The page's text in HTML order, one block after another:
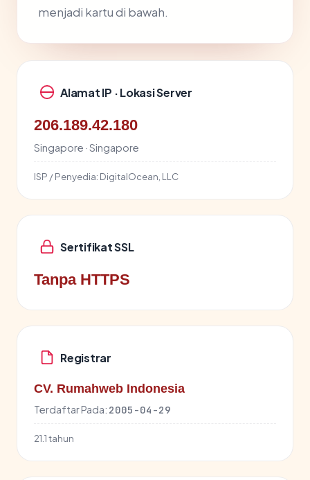
menjadi kartu di bawah.
Alamat IP · Lokasi Server
206.189.42.180
Singapore · Singapore
ISP / Penyedia: DigitalOcean, LLC
Sertifikat SSL
Tanpa HTTPS
Registrar
CV. Rumahweb Indonesia
Terdaftar Pada: 2005-04-29
21.1 tahun